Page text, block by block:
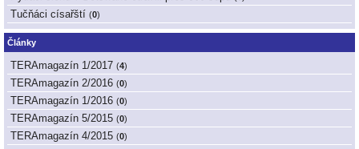
Tučňáci císařští (0)
Články
TERAmagazín 1/2017 (4)
TERAmagazín 2/2016 (0)
TERAmagazín 1/2016 (0)
TERAmagazín 5/2015 (0)
TERAmagazín 4/2015 (0)